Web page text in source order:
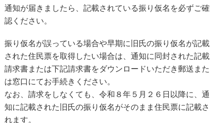
通知が届きましたら、記載されている振り仮名を必ずご確
認ください。
振り仮名が誤っている場合や早期に旧氏の振り仮名が記載
された住民票を取得したい場合は、通知に同封された記載
請求書または下記請求書をダウンロードいただき郵送また
は窓口にてお手続きください。
なお、請求をしなくても、令和８年５月２６日以降に、通
知に記載された旧氏の振り仮名がそのまま住民票に記載さ
れます。